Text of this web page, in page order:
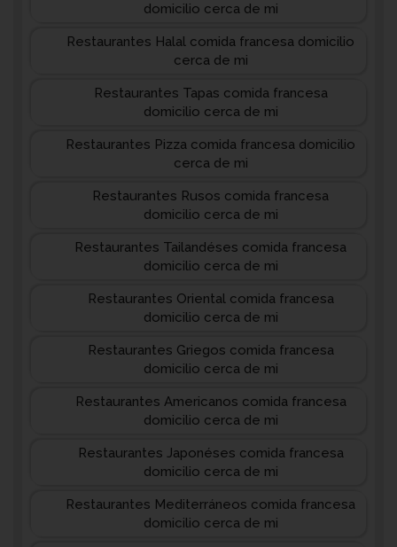
domicilio cerca de mi
Restaurantes Halal comida francesa domicilio
cerca de mi
Restaurantes Tapas comida francesa
domicilio cerca de mi
Restaurantes Pizza comida francesa domicilio
cerca de mi
Restaurantes Rusos comida francesa
domicilio cerca de mi
Restaurantes Tailandéses comida francesa
domicilio cerca de mi
Restaurantes Oriental comida francesa
domicilio cerca de mi
Restaurantes Griegos comida francesa
domicilio cerca de mi
Restaurantes Americanos comida francesa
domicilio cerca de mi
Restaurantes Japonéses comida francesa
domicilio cerca de mi
Restaurantes Mediterráneos comida francesa
domicilio cerca de mi